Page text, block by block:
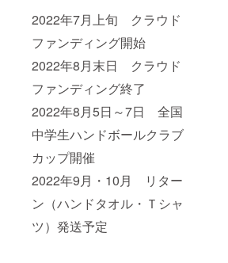
2022年7月上旬 クラウド
ファンディング開始
2022年8月末日 クラウド
ファンディング終了
2022年8月5日～7日 全国
中学生ハンドボールクラブ
カップ開催
2022年9月・10月 リター
ン（ハンドタオル・Ｔシャ
ツ）発送予定